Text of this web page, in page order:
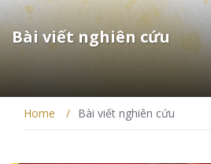
Bài viết nghiên cứu
Home / Bài viết nghiên cứu